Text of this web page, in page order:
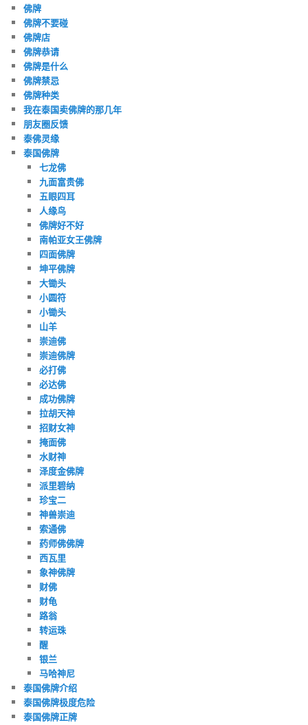
佛牌
佛牌不要碰
佛牌店
佛牌恭请
佛牌是什么
佛牌禁忌
佛牌种类
我在泰国卖佛牌的那几年
朋友圈反馈
泰佛灵缘
泰国佛牌
七龙佛
九面富贵佛
五眼四耳
人缘鸟
佛牌好不好
南帕亚女王佛牌
四面佛牌
坤平佛牌
大锄头
小圆符
小锄头
山羊
崇迪佛
崇迪佛牌
必打佛
必达佛
成功佛牌
拉胡天神
招财女神
掩面佛
水财神
泽度金佛牌
派里碧纳
珍宝二
神兽崇迪
索通佛
药师佛佛牌
西瓦里
象神佛牌
财佛
财龟
路翁
转运珠
醒
银兰
马哈神尼
泰国佛牌介绍
泰国佛牌极度危险
泰国佛牌正牌